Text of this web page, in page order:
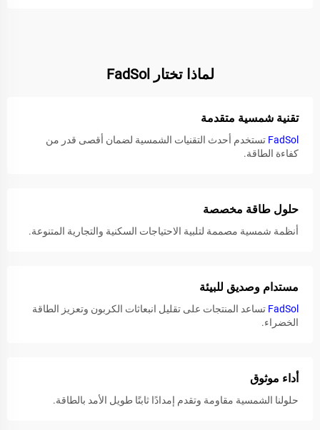
لماذا تختار FadSol
تقنية شمسية متقدمة
FadSolتستخدم أحدث التقنيات الشمسية لضمان أقصى قدر من
كفاءة الطاقة.
حلول طاقة مخصصة
أنظمة شمسية مصممة لتلبية الاحتياجات السكنية والتجارية المتنوعة.
مستدام وصديق للبيئة
FadSolتساعد المنتجات على تقليل انبعاثات الكربون وتعزيز الطاقة
الخضراء.
أداء موثوق
حلولنا الشمسية مقاومة وتقدم إمدادًا ثابتًا طويل الأمد بالطاقة.